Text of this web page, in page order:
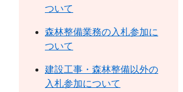
ついて
森林整備業務の入札参加に
ついて
建設工事・森林整備以外の
入札参加について